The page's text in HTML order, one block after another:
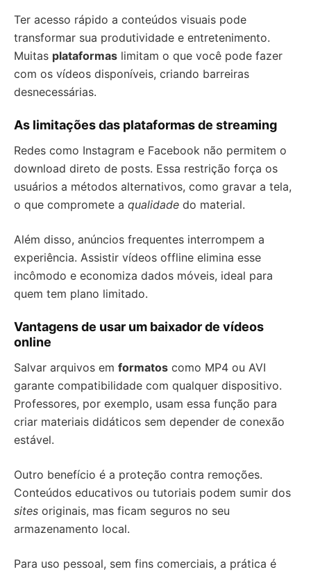
Ter acesso rápido a conteúdos visuais pode
transformar sua produtividade e entretenimento.
Muitas plataformas limitam o que você pode fazer
com os vídeos disponíveis, criando barreiras
desnecessárias.
As limitações das plataformas de streaming
Redes como Instagram e Facebook não permitem o
download direto de posts. Essa restrição força os
usuários a métodos alternativos, como gravar a tela,
o que compromete a qualidade do material.
Além disso, anúncios frequentes interrompem a
experiência. Assistir vídeos offline elimina esse
incômodo e economiza dados móveis, ideal para
quem tem plano limitado.
Vantagens de usar um baixador de vídeos
online
Salvar arquivos em formatos como MP4 ou AVI
garante compatibilidade com qualquer dispositivo.
Professores, por exemplo, usam essa função para
criar materiais didáticos sem depender de conexão
estável.
Outro benefício é a proteção contra remoções.
Conteúdos educativos ou tutoriais podem sumir dos
sites originais, mas ficam seguros no seu
armazenamento local.
Para uso pessoal, sem fins comerciais, a prática é